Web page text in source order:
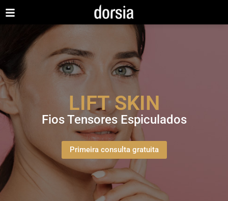
LIFT SKIN
Fios Tensores Espiculados
Primeira consulta gratuita